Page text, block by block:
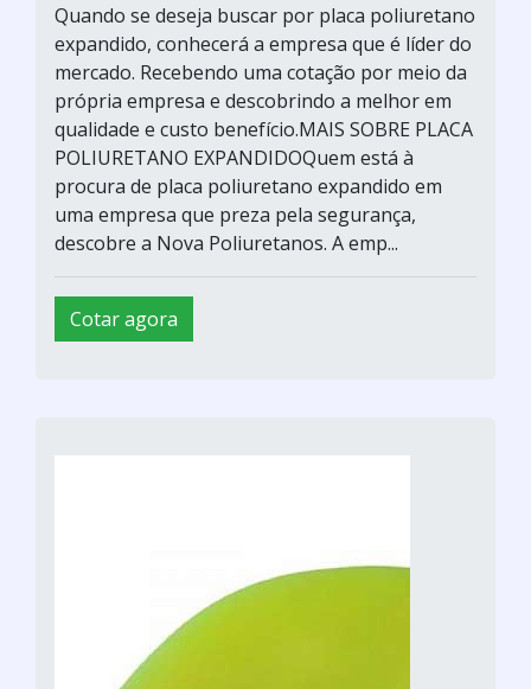
Quando se deseja buscar por placa poliuretano
expandido, conhecerá a empresa que é líder do
mercado. Recebendo uma cotação por meio da
própria empresa e descobrindo a melhor em
qualidade e custo benefício.MAIS SOBRE PLACA
POLIURETANO EXPANDIDOQuem está à
procura de placa poliuretano expandido em
uma empresa que preza pela segurança,
descobre a Nova Poliuretanos. A emp...
Cotar agora